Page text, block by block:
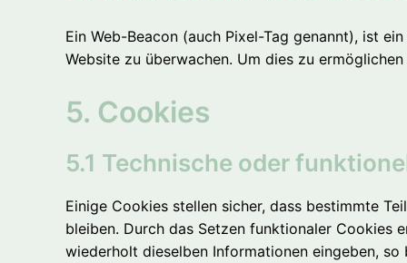
Ein Web-Beacon (auch Pixel-Tag genannt), ist
Website zu überwachen. Um dies zu
5. Cookies
5.1 Technische oder
Einige Cookies stellen sicher, dass bestimmte
bleiben. Durch das Setzen funktionaler Cookies
wiederholt dieselben Informationen eingeben,